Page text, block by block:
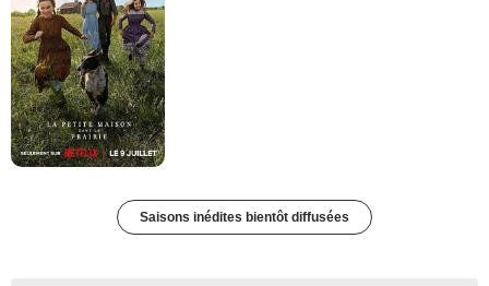
Saisons inédites bientôt diffusées